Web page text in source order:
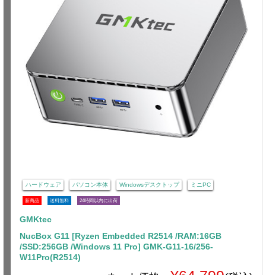
ハードウェア パソコン本体 Windowsデスクトップ ミニPC
新商品 送料無料 24時間以内に出荷
GMKtec
NucBox G11 [Ryzen Embedded R2514 /RAM:16GB
/SSD:256GB /Windows 11 Pro] GMK-G11-16/256-
W11Pro(R2514)